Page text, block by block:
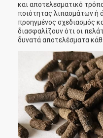
και αποτελεσματικό
ποιότητας λιπασμάτων ή
προηγμένος σχεδιασμός
διασφαλίζουν ότι οι
δυνατά αποτελέσματα